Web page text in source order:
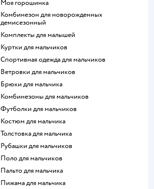
Моя горошинка
Комбинезон для новорожденных
демисезонный
Комплекты для малышей
Куртки для мальчиков
Спортивная одежда для мальчиков
Ветровки для мальчиков
Брюки для мальчика
Комбинезоны для мальчиков
Футболки для мальчиков
Костюм для мальчика
Толстовка для мальчика
Рубашки для мальчиков
Поло для мальчиков
Пальто для мальчика
Пижама для мальчика